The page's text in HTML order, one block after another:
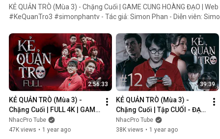
KẺ QUẢN TRÒ (Mùa 3) - Chặng Cuối | GAME CUNG HOÀNG ĐẠO |
#KeQuanTro3 #simonphantv - Tác giả: Simon Phan - Diễn viên: Simon Phan, Bnat, Huỳnh Nhựt,
hơi hướng của show truyền hình thực tế, nhưng dần trở nên đen tối
người chiến thắng cuối cùng?. Mục đích của KẺ QUẢN TRÒ là gì?. Và
mặt nạ. Tất cả sẽ tiết lộ trong seri web drama KẺ QUẢN TRÒ (Mùa
Huỳnh Nhựt _ Diễn viên Huỳnh Nhựt Bnat _ Ca sĩ Bnat Bảo Ngân _
TikToker Trúc Khánh Duy _ Nghệ sĩ Khánh Duy Simon Phan _ Em trai
2:56:33
KẺ QUẢN TRÒ (Mùa 3) -
Chặng Cuối | FULL 4K | GAME
CUNG HOÀNG ĐẠO || Web
Drama 2025
NhacPro Tube
47K views • 1 year ago
39:39
KẺ QUẢN TRÒ (Mùa 3) -
Chặng Cuối | Tập CUỐI - ĐẠI
KẾT CỤC | GAME CUNG
HOÀNG ĐẠO || Web Drama
NhacPro Tube
38K views • 1 year ago